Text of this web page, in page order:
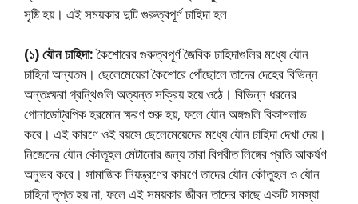
সৃষ্টি হয়। এই সময়কার দুটি গুরুত্বপূর্ণ চাহিদা হল
(১) যৌন চাহিদা:কৈশােরের গুরুত্বপূর্ণ জৈবিক ঢাহিদাগুলির মধ্যে যৌন
চাহিদা অন্যতম। ছেলেমেয়েরা কৈশােরে পোঁছােলে তাদের দেহের বিভিন্ন
অন্তঃক্ষরা গ্রন্থিগুলি অত্যন্ত সক্রিয় হয়ে ওঠে। বিভিন্ন ধরনের
গােনাডােট্রপিক হরমােন ক্ষরণ শুরু হয়, ফলে যৌন অঙ্গগুলি বিকাশলাভ
করে। এই কারণে ওই বয়সে ছেলেমেয়েদের মধ্যে যৌন চাহিদা দেখা দেয়।
নিজেদের যৌন কৌতূহল মেটানাের জন্য তারা বিপরীত লিঙ্গের প্রতি আকর্ষণ
অনুভব করে। সামাজিক নিয়ন্ত্রণের কারণে তাদের যৌন কৌতুহল ও যৌন
চাহিদা তৃপ্ত হয় না, ফলে এই সময়কার জীবন তাদের কাছে একটি সমস্যা